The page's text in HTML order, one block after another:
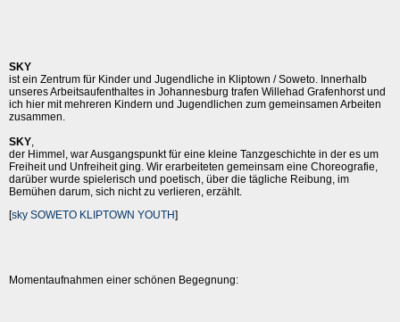
SKY
ist ein Zentrum für Kinder und Jugendliche in Kliptown / Soweto. Innerhalb
unseres Arbeitsaufenthaltes in Johannesburg trafen Willehad Grafenhorst und
ich hier mit mehreren Kindern und Jugendlichen zum gemeinsamen Arbeiten
zusammen.
SKY
der Himmel, war Ausgangspunkt für eine kleine Tanzgeschichte in der es um
Freiheit und Unfreiheit ging. Wir erarbeiteten gemeinsam eine Choreografie,
darüber wurde spielerisch und poetisch, über die tägliche Reibung, im
Bemühen darum, sich nicht zu verlieren, erzählt.
[sky SOWETO KLIPTOWN YOUTH]
Momentaufnahmen einer schönen Begegnung: